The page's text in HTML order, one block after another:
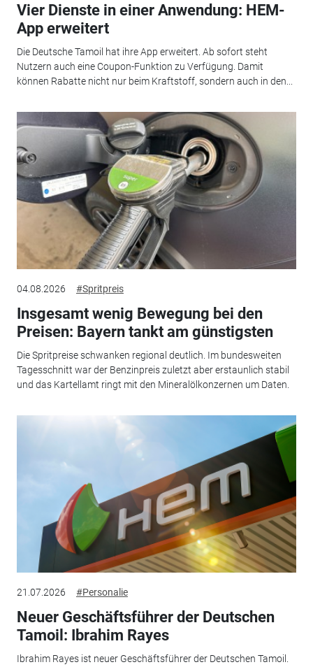
Vier Dienste in einer Anwendung: HEM-
App erweitert
Die Deutsche Tamoil hat ihre App erweitert. Ab sofort steht
Nutzern auch eine Coupon-Funktion zu Verfügung. Damit
können Rabatte nicht nur beim Kraftstoff, sondern auch in den...
04.08.2026 #Spritpreis
Insgesamt wenig Bewegung bei den
Preisen: Bayern tankt am günstigsten
Die Spritpreise schwanken regional deutlich. Im bundesweiten
Tagesschnitt war der Benzinpreis zuletzt aber erstaunlich stabil
und das Kartellamt ringt mit den Mineralölkonzernen um Daten.
21.07.2026 #Personalie
Neuer Geschäftsführer der Deutschen
Tamoil: Ibrahim Rayes
Ibrahim Rayes ist neuer Geschäftsführer der Deutschen Tamoil.